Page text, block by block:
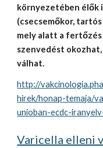
környezetében élők
(csecsemőkor,
mely alatt a fertőzés
szenvedést
válhat.
http://
hirek/honap-temaja/
unioban-ecdc-
Varicella elleni